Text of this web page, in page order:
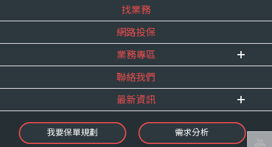
重要事跡
得獎紀錄
服務宣言
合作夥伴
內勤招聘
精英招募
年度增員計畫
找業務
網路投保
業務專區
E 線資源網
聯絡我們
最新資訊
最新消息
我要保單規劃 需求分析